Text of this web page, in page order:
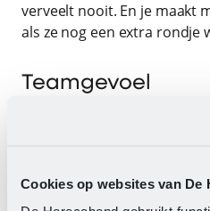
Cookies op websites van De
verveelt nooit. En je maakt
als ze nog een extra rondje
Teamgevoel
Adinda Strooper, die bijna
leuk maakt, is het